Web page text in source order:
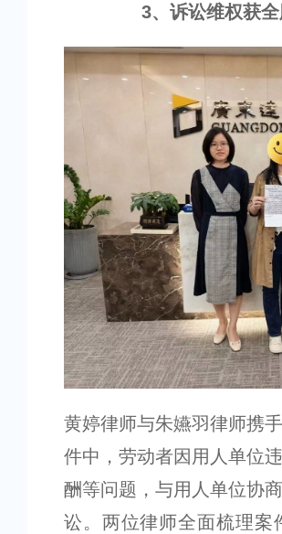
3、 诉讼维权获
黄婷律师与朱嬿羽律师携
件中，劳动者因用人单位
酬等问题，与用人单位协
讼。两位律师全面梳理案